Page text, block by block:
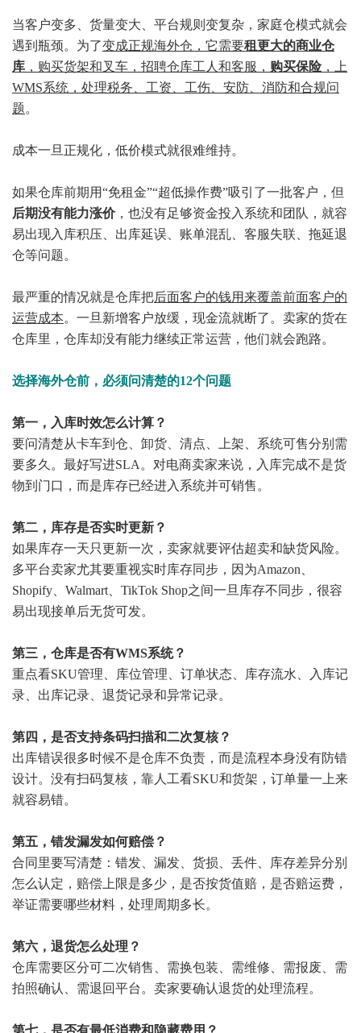
当客户变多、货量变大、平台规则变复杂，家庭仓模式就会
遇到瓶颈。为了变成正规海外仓，它需要租更大的商业仓
库 ，购买货架和叉车，招聘仓库工人和客服， 购买保险，上
WMS系统，处理税务、工资、工伤、安防、消防和合规问
题。
成本一旦正规化，低价模式就很难维持。
如果仓库前期用“免租金”“超低操作费”吸引了一批客户，但
后期没有能力涨价，也没有足够资金投入系统和团队，就容
易出现入库积压、出库延误、账单混乱、客服失联、拖延退
仓等问题。
最严重的情况就是仓库把后面客户的钱用来覆盖前面客户的
运营成本。一旦新增客户放缓，现金流就断了。卖家的货在
仓库里，仓库却没有能力继续正常运营，他们就会跑路。
选择海外仓前，必须问清楚的12个问题
第一，入库时效怎么计算？
要问清楚从卡车到仓、卸货、清点、上架、系统可售分别需
要多久。最好写进SLA。对电商卖家来说，入库完成不是货
物到门口，而是库存已经进入系统并可销售。
第二，库存是否实时更新？
如果库存一天只更新一次，卖家就要评估超卖和缺货风险。
多平台卖家尤其要重视实时库存同步，因为Amazon、
Shopify、Walmart、TikTok Shop之间一旦库存不同步，很容
易出现接单后无货可发。
第三，仓库是否有WMS系统？
重点看SKU管理、库位管理、订单状态、库存流水、入库记
录、出库记录、退货记录和异常记录。
第四，是否支持条码扫描和二次复核？
出库错误很多时候不是仓库不负责，而是流程本身没有防错
设计。没有扫码复核，靠人工看SKU和货架，订单量一上来
就容易错。
第五，错发漏发如何赔偿？
合同里要写清楚：错发、漏发、货损、丢件、库存差异分别
怎么认定，赔偿上限是多少，是否按货值赔，是否赔运费，
举证需要哪些材料，处理周期多长。
第六，退货怎么处理？
仓库需要区分可二次销售、需换包装、需维修、需报废、需
拍照确认、需退回平台。卖家要确认退货的处理流程。